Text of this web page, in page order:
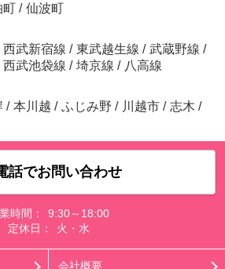
町 / 仙波町
西武新宿線 / 東武越生線 / 武蔵野線 /
西武池袋線 / 埼京線 / 八高線
/ 本川越 / ふじみ野 / 川越市 / 志木 /
話でお問い合わせ
時間：
9:30～18:00
定休日：
火・水
会社概要